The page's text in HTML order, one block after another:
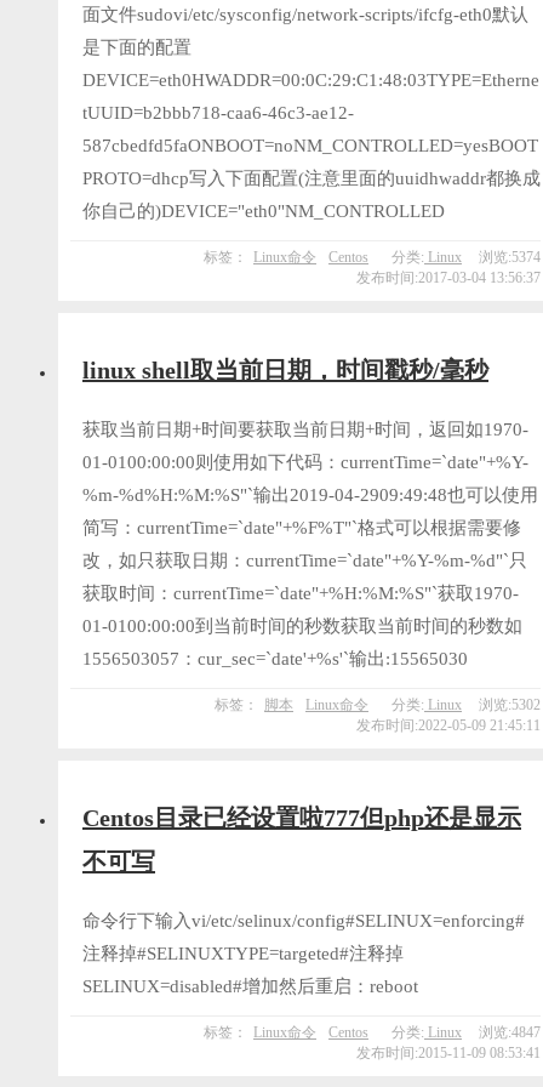
面文件sudovi/etc/sysconfig/network-scripts/ifcfg-eth0默认
是下面的配置
DEVICE=eth0HWADDR=00:0C:29:C1:48:03TYPE=Etherne
tUUID=b2bbb718-caa6-46c3-ae12-
587cbedfd5faONBOOT=noNM_CONTROLLED=yesBOOT
PROTO=dhcp写入下面配置(注意里面的uuidhwaddr都换成
你自己的)DEVICE="eth0"NM_CONTROLLED
标签： Linux命令 Centos 分类: Linux
浏览:5374
发布时间:2017-03-04 13:56:37
linux shell取当前日期，时间戳秒/毫秒
获取当前日期+时间要获取当前日期+时间，返回如1970-
01-0100:00:00则使用如下代码：currentTime=`date"+%Y-
%m-%d%H:%M:%S"`输出2019-04-2909:49:48也可以使用
简写：currentTime=`date"+%F%T"`格式可以根据需要修
改，如只获取日期：currentTime=`date"+%Y-%m-%d"`只
获取时间：currentTime=`date"+%H:%M:%S"`获取1970-
01-0100:00:00到当前时间的秒数获取当前时间的秒数如
1556503057：cur_sec=`date'+%s'`输出:15565030
标签： 脚本 Linux命令 分类: Linux
浏览:5302
发布时间:2022-05-09 21:45:11
Centos目录已经设置啦777但php还是显示
不可写
命令行下输入vi/etc/selinux/config#SELINUX=enforcing#
注释掉#SELINUXTYPE=targeted#注释掉
SELINUX=disabled#增加然后重启：reboot
标签： Linux命令 Centos 分类: Linux
浏览:4847
发布时间:2015-11-09 08:53:41